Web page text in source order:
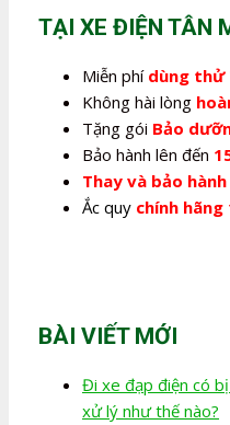
TẠI XE ĐIỆN TÂN
Miễn phí dùng thử
Không hài lòng
Tặng gói Bảo
Bảo hành lên đến
Thay và bảo
Ắc quy chính hãng
BÀI VIẾT MỚI
Đi xe đạp điện có
xử lý như thế nào?